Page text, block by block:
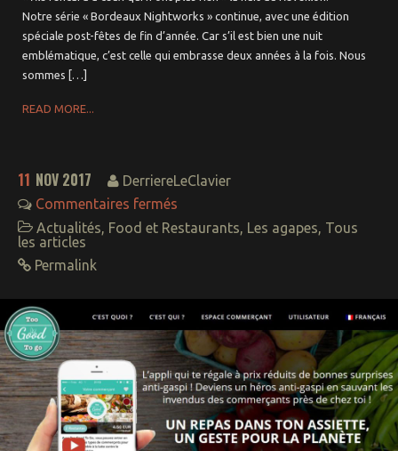
Notre série « Bordeaux Nightworks » continue, avec une édition
spéciale post-fêtes de fin d’année. Car s’il est bien une nuit
emblématique, c’est celle qui embrasse deux années à la fois. Nous
sommes […]
READ MORE...
11 NOV 2017
DerriereLeClavier
Commentaires fermés
Actualités, Food et Restaurants, Les agapes, Tous
les articles
Permalink